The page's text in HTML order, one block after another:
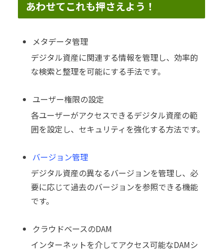
あわせてこれも押さえよう！
メタデータ管理
デジタル資産に関連する情報を管理し、効率的
な検索と整理を可能にする手法です。
ユーザー権限の設定
各ユーザーがアクセスできるデジタル資産の範
囲を設定し、セキュリティを強化する方法です。
バージョン管理
デジタル資産の異なるバージョンを管理し、必
要に応じて過去のバージョンを参照できる機能
です。
クラウドベースのDAM
インターネットを介してアクセス可能なDAMシ